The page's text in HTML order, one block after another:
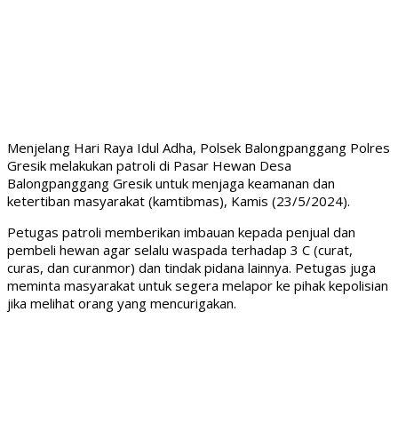
Menjelang Hari Raya Idul Adha, Polsek Balongpanggang Polres
Gresik melakukan patroli di Pasar Hewan Desa
Balongpanggang Gresik untuk menjaga keamanan dan
ketertiban masyarakat (kamtibmas), Kamis (23/5/2024).
Petugas patroli memberikan imbauan kepada penjual dan
pembeli hewan agar selalu waspada terhadap 3 C (curat,
curas, dan curanmor) dan tindak pidana lainnya. Petugas juga
meminta masyarakat untuk segera melapor ke pihak kepolisian
jika melihat orang yang mencurigakan.